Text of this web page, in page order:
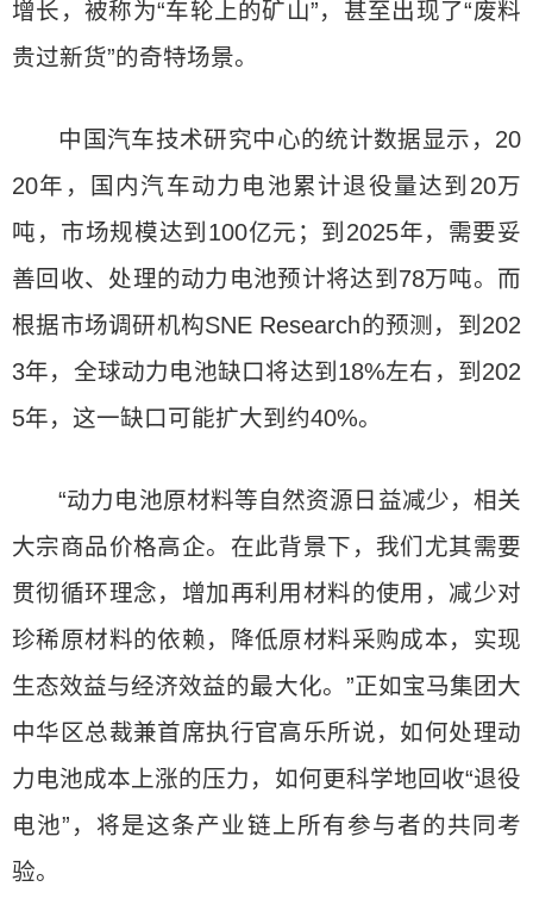
增长，被称为“车轮上的矿山”，甚至出现了“废料
贵过新货”的奇特场景。
中国汽车技术研究中心的统计数据显示，20
20年，国内汽车动力电池累计退役量达到20万
吨，市场规模达到100亿元；到2025年，需要妥
善回收、处理的动力电池预计将达到78万吨。而
根据市场调研机构SNE Research的预测，到202
3年，全球动力电池缺口将达到18%左右，到202
5年，这一缺口可能扩大到约40%。
“动力电池原材料等自然资源日益减少，相关
大宗商品价格高企。在此背景下，我们尤其需要
贯彻循环理念，增加再利用材料的使用，减少对
珍稀原材料的依赖，降低原材料采购成本，实现
生态效益与经济效益的最大化。”正如宝马集团大
中华区总裁兼首席执行官高乐所说，如何处理动
力电池成本上涨的压力，如何更科学地回收“退役
电池”，将是这条产业链上所有参与者的共同考
验。